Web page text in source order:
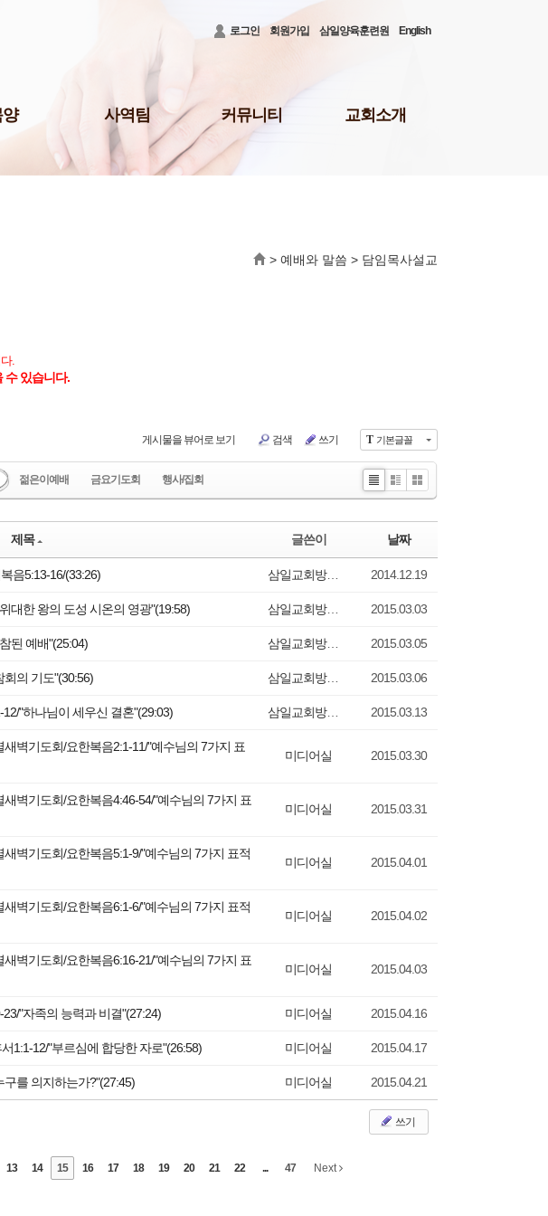
로그인
회원가입 삼일양육훈련원 English
사역팀
미디어팀
헤세드 상담센터
사랑교육부
커뮤니티
공지사항
장소신청현황
1:1문의
홈페이지수정요청
교회소개
새가족 등록 안내
> 예배와 말씀 > 담임목사설교
.
수 있습니다.
T 기본글꼴
게시물을 뷰어로 보기 검색 쓰기
젊은이예배 금요기도회
행사/집회
Li
Zi
e
G
er
제목 글쓴이 날짜
음5:13-16/(33:26) 삼일교회방송실 2014.12.19
대한 왕의 도성 시온의 영광"(19:58) 삼일교회방송실 2015.03.03
된 예배"(25:04) 삼일교회방송실 2015.03.05
회의 기도"(30:56) 삼일교회방송실 2015.03.06
"하나님이 세우신 결혼"(29:03) 삼일교회방송실 2015.03.13
벽기도회/요한복음2:1-11/"예수님의 7가지 표
미디어실 2015.03.30
벽기도회/요한복음4:46-54/"예수님의 7가지 표
미디어실 2015.03.31
벽기도회/요한복음5:1-9/"예수님의 7가지 표적
미디어실 2015.04.01
벽기도회/요한복음6:1-6/"예수님의 7가지 표적
미디어실 2015.04.02
벽기도회/요한복음6:16-21/"예수님의 7가지 표
미디어실 2015.04.03
"자족의 능력과 비결"(27:24) 미디어실 2015.04.16
1:1-12/"부르심에 합당한 자로"(26:58) 미디어실 2015.04.17
를 의지하는가?"(27:45) 미디어실 2015.04.21
쓰기
13 14 15 16 17 18 19 20 21 22 ... 47 Next